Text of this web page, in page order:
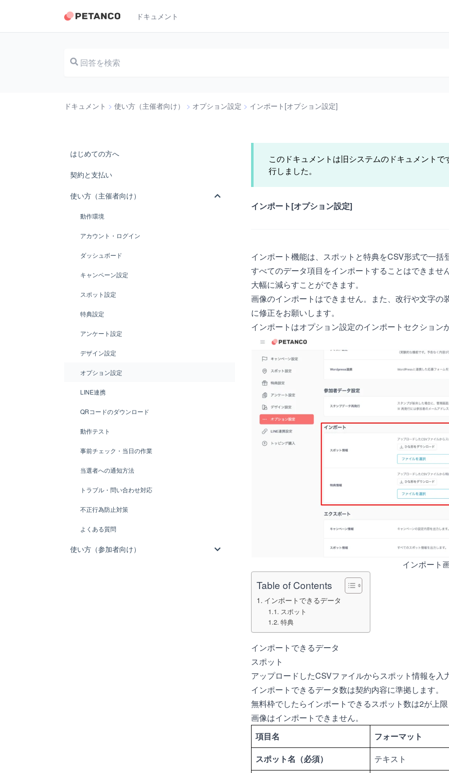
ドキュメント
ドキュメント > 使い方（主催者向け） > オプション設定 > インポート[オプション設定]
はじめての方へ
契約と支払い
使い方（主催者向け）
動作環境
アカウント・ログイン
ダッシュボード
キャンペーン設定
スポット設定
特典設定
アンケート設定
デザイン設定
オプション設定
LINE連携
QRコードのダウンロード
動作テスト
事前チェック・当日の作業
当選者への通知方法
トラブル・問い合わせ対応
不正行為防止対策
よくある質問
使い方（参加者向け）
このドキュメントは旧システムのドキュメント
行しました。
インポート[オプション設定]
インポート機能は、スポットと特典をCSV形式で一括
すべてのデータ項目をインポートすることはできま
大幅に減らすことができます。
画像のインポートはできません。また、改行や文字
に修正をお願いします。
インポートはオプション設定のインポートセクション
インポート
Table of Contents
インポートできるデータ
スポット
特典
インポートできるデータ
スポット
アップロードしたCSVファイルからスポット情報を入
インポートできるデータ数は契約内容に準拠します。
無料枠でしたらインポートできるスポット数は2が上
画像はインポートできません。
項目名
フォーマット
スポット名（必須）
テキスト